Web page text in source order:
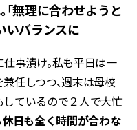
無理に合わせようと
いバランスに
事漬け。私も平日は一
任しつつ、週末は母校
ているので２人で大忙
休日も全く時間が合わな